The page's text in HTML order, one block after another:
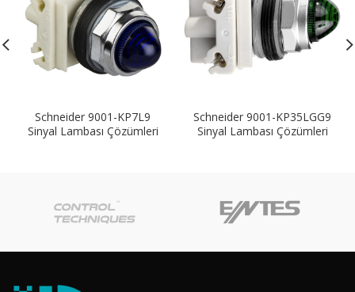
Schneider 9001-KP7L9
Sinyal Lambası Çözümleri
Schneider 9001-KP35LGG9
Sinyal Lambası Çözümleri